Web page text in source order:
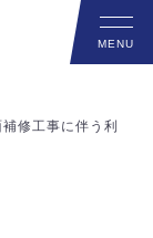
修工事に伴う利